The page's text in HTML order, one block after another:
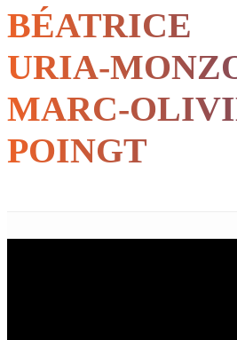
BÉATRICE
URIA-
MARC-
POINGT